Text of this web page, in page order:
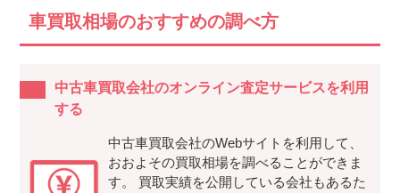
車買取相場のおすすめの調べ方
中古車買取会社のオンライン査定サービスを利用
する
中古車買取会社のWebサイトを利用して、
おおよその買取相場を調べることができま
す。 買取実績を公開している会社もあるた